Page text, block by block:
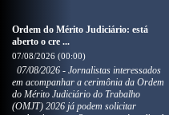
Ordem do Mérito Judiciário: está
aberto o cre ...
07/08/2026 (00:00)
07/08/2026 - Jornalistas interessados
em acompanhar a cerimônia da Ordem
do Mérito Judiciário do Trabalho
(OMJT) 2026 já podem solicitar